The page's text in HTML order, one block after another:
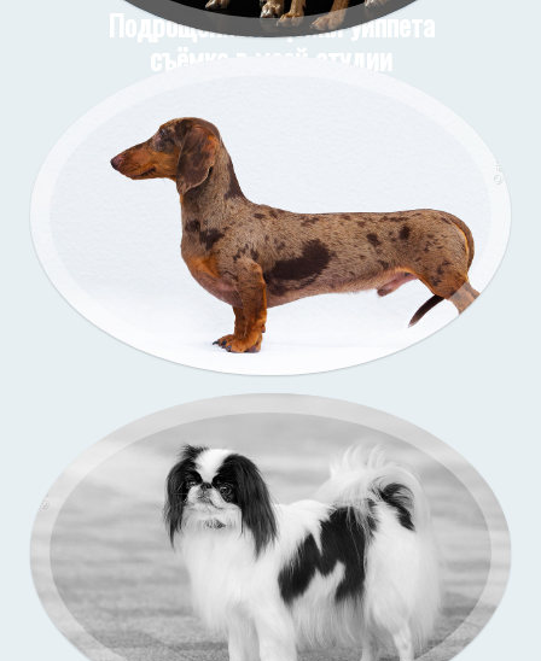
Подрощенные щенки уиппета
съёмка в моей студии
Подрощенный щенок таксы
Съёмка у меня (улица)